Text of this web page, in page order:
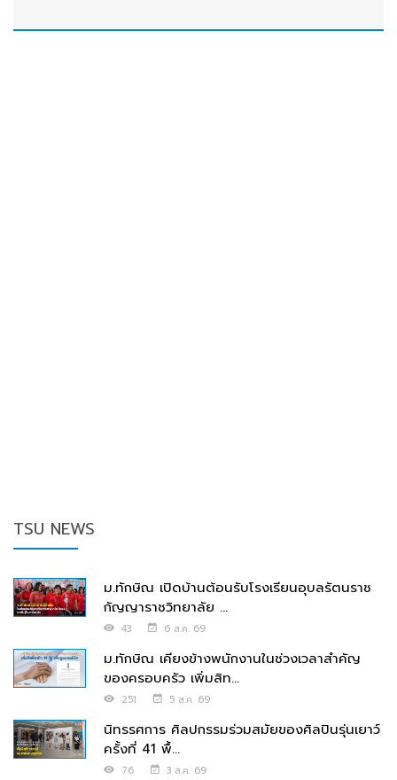
TSU NEWS
ม.ทักษิณ เปิดบ้านต้อนรับโรงเรียนอุบลรัตนราช
กัญญาราชวิทยาลัย ...
43 6 ส.ค. 69
ม.ทักษิณ เคียงข้างพนักงานในช่วงเวลาสำคัญ
ของครอบครัว เพิ่มสิท...
251 5 ส.ค. 69
นิทรรศการ ศิลปกรรมร่วมสมัยของศิลปินรุ่นเยาว์
ครั้งที่ 41 พื้...
76 3 ส.ค. 69